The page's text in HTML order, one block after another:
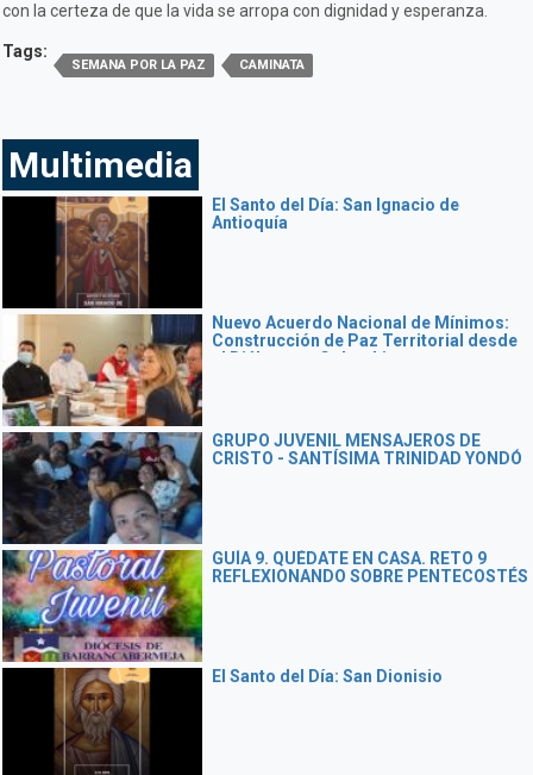
con la certeza de que la vida se arropa con dignidad y esperanza.
Tags:
SEMANA POR LA PAZ CAMINATA
Multimedia
El Santo del Día: San Ignacio de
Antioquía
Nuevo Acuerdo Nacional de Mínimos:
Construcción de Paz Territorial desde
el Diálogo en Colombia
GRUPO JUVENIL MENSAJEROS DE
CRISTO - SANTÍSIMA TRINIDAD YONDÓ
GUÍA 9. QUÉDATE EN CASA. RETO 9
REFLEXIONANDO SOBRE PENTECOSTÉS
El Santo del Día: San Dionisio